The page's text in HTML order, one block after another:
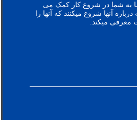
ما به شما در شروع کار کمک می
آنها شروع میکنند که آنها را
معرفی میکند.